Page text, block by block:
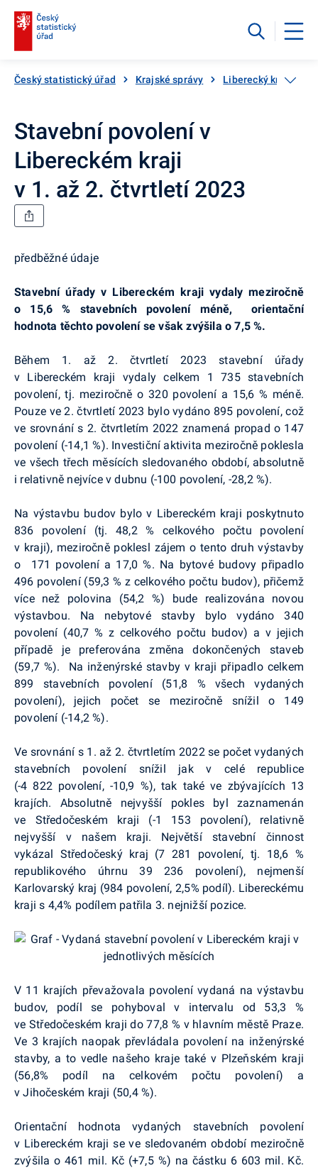
Český statistický úřad Krajské správy Liberecký kraj
Stavební povolení v
Libereckém kraji
v 1. až 2. čtvrtletí 2023
předběžné údaje
Stavební úřady v Libereckém kraji vydaly meziročně
o 15,6 % stavebních povolení méně, orientační
hodnota těchto povolení se však zvýšila o 7,5 %.
Během 1. až 2. čtvrtletí 2023 stavební úřady
v Libereckém kraji vydaly celkem 1 735 stavebních
povolení, tj. meziročně o 320 povolení a 15,6 % méně.
Pouze ve 2. čtvrtletí 2023 bylo vydáno 895 povolení, což
ve srovnání s 2. čtvrtletím 2022 znamená propad o 147
povolení (-14,1 %). Investiční aktivita meziročně poklesla
ve všech třech měsících sledovaného období, absolutně
i relativně nejvíce v dubnu (-100 povolení, -28,2 %).
Na výstavbu budov bylo v Libereckém kraji poskytnuto
836 povolení (tj. 48,2 % celkového počtu povolení
v kraji), meziročně poklesl zájem o tento druh výstavby
o 171 povolení a 17,0 %. Na bytové budovy připadlo
496 povolení (59,3 % z celkového počtu budov), přičemž
více než polovina (54,2 %) bude realizována novou
výstavbou. Na nebytové stavby bylo vydáno 340
povolení (40,7 % z celkového počtu budov) a v jejich
případě je preferována změna dokončených staveb
(59,7 %). Na inženýrské stavby v kraji připadlo celkem
899 stavebních povolení (51,8 % všech vydaných
povolení), jejich počet se meziročně snížil o 149
povolení (-14,2 %).
Ve srovnání s 1. až 2. čtvrtletím 2022 se počet vydaných
stavebních povolení snížil jak v celé republice
(-4 822 povolení, -10,9 %), tak také ve zbývajících 13
krajích. Absolutně nejvyšší pokles byl zaznamenán
ve Středočeském kraji (-1 153 povolení), relativně
nejvyšší v našem kraji. Největší stavební činnost
vykázal Středočeský kraj (7 281 povolení, tj. 18,6 %
republikového úhrnu 39 236 povolení), nejmenší
Karlovarský kraj (984 povolení, 2,5% podíl). Libereckému
kraji s 4,4% podílem patřila 3. nejnižší pozice.
V 11 krajích převažovala povolení vydaná na výstavbu
budov, podíl se pohyboval v intervalu od 53,3 %
ve Středočeském kraji do 77,8 % v hlavním městě Praze.
Ve 3 krajích naopak převládala povolení na inženýrské
stavby, a to vedle našeho kraje také v Plzeňském kraji
(56,8% podíl na celkovém počtu povolení) a
v Jihočeském kraji (50,4 %).
Orientační hodnota vydaných stavebních povolení
v Libereckém kraji se ve sledovaném období meziročně
zvýšila o 461 mil. Kč (+7,5 %) na částku 6 603 mil. Kč.